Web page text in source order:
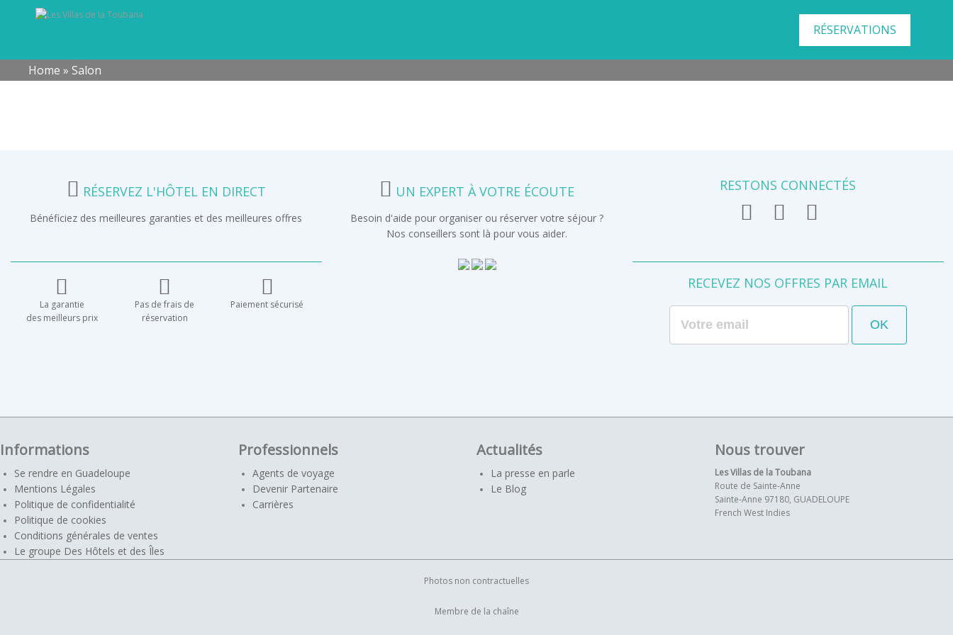
RÉSERVATIONS
Home » Salon
RÉSERVEZ L'HÔTEL EN DIRECT
Bénéficiez des meilleures garanties et des meilleures offres
La garantie
des meilleurs prix
Pas de frais de
réservation
Paiement sécurisé
UN EXPERT À VOTRE ÉCOUTE
Besoin d'aide pour organiser ou réserver votre séjour ?
Nos conseillers sont là pour vous aider.
RESTONS CONNECTÉS
RECEVEZ NOS OFFRES PAR EMAIL
Informations
Se rendre en Guadeloupe
Mentions Légales
Politique de confidentialité
Politique de cookies
Conditions générales de ventes
Le groupe Des Hôtels et des Îles
Professionnels
Agents de voyage
Devenir Partenaire
Carrières
Actualités
La presse en parle
Le Blog
Nous trouver
Les Villas de la Toubana
Route de Sainte-Anne
Sainte-Anne 97180, GUADELOUPE
French West Indies
Photos non contractuelles
Membre de la chaîne